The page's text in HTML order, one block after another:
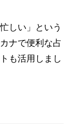
しい」という
ナで便利な占
も活用しまし